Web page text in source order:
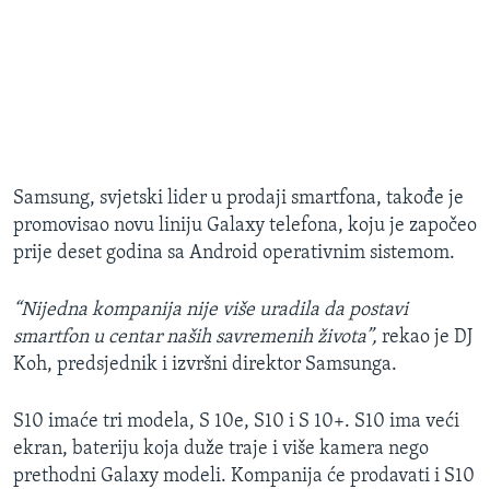
Samsung, svjetski lider u prodaji smartfona, takođe je
promovisao novu liniju Galaxy telefona, koju je započeo
prije deset godina sa Android operativnim sistemom.
“Nijedna kompanija nije više uradila da postavi
smartfon u centar naših savremenih života”, rekao je DJ
Koh, predsjednik i izvršni direktor Samsunga.
S10 imaće tri modela, S 10e, S10 i S 10+. S10 ima veći
ekran, bateriju koja duže traje i više kamera nego
prethodni Galaxy modeli. Kompanija će prodavati i S10